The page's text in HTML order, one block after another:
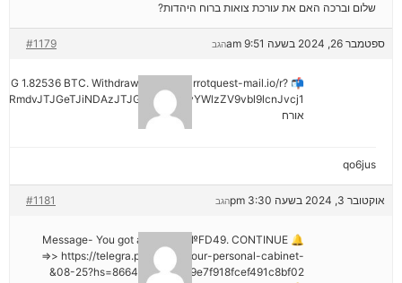
שלום וברכה האם את עורכת צואות ברוח היהדות?
ספטמבר 26, 2024 בשעה 9:51 am #1179 הגב
1.82536 BTC. Withdraw =>> out.carrotquest-mail.io/r?
אורח
qo6jus
אוקטובר 3, 2024 בשעה 3:30 pm #1181 הגב
🔔 Message- You got a transfer №FD49. CONTINUE
=>> https://telegra.ph/Go-to-your-personal-cabinet-
08-25?hs=8664c520642b9e7f918fcef491c8bf02&